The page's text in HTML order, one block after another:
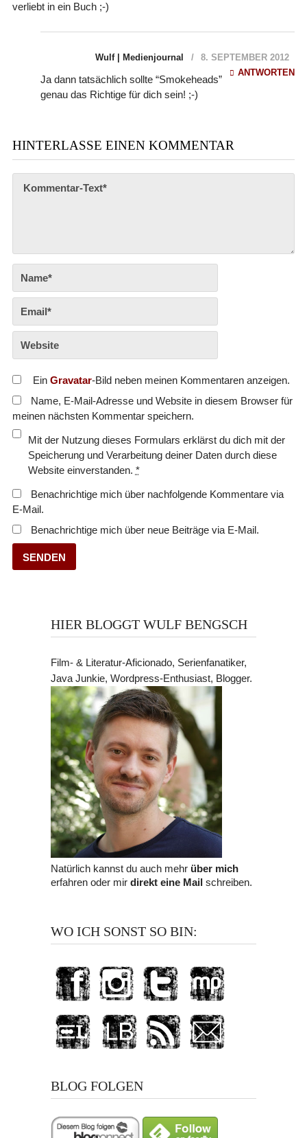
verliebt in ein Buch ;-)
Wulf | Medienjournal
8. SEPTEMBER 2012
ANTWORTEN
Ja dann tatsächlich sollte “Smokeheads”
genau das Richtige für dich sein! ;-)
HINTERLASSE EINEN KOMMENTAR
Ein Gravatar-Bild neben meinen Kommentaren anzeigen.
Name, E-Mail-Adresse und Website in diesem Browser für
meinen nächsten Kommentar speichern.
Mit der Nutzung dieses Formulars erklärst du dich mit der
Speicherung und Verarbeitung deiner Daten durch diese
Website einverstanden. *
Benachrichtige mich über nachfolgende Kommentare via
E-Mail.
Benachrichtige mich über neue Beiträge via E-Mail.
HIER BLOGGT WULF BENGSCH
Film- & Literatur-Aficionado, Serienfanatiker,
Java Junkie, Wordpress-Enthusiast, Blogger.
Natürlich kannst du auch mehr über mich
erfahren oder mir direkt eine Mailschreiben.
WO ICH SONST SO BIN:
BLOG FOLGEN